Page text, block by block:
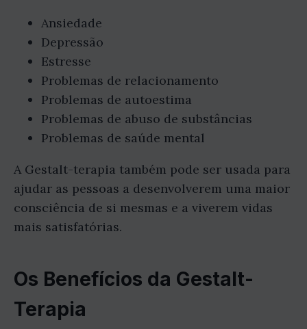
Ansiedade
Depressão
Estresse
Problemas de relacionamento
Problemas de autoestima
Problemas de abuso de substâncias
Problemas de saúde mental
A Gestalt-terapia também pode ser usada para
ajudar as pessoas a desenvolverem uma maior
consciência de si mesmas e a viverem vidas
mais satisfatórias.
Os Benefícios da Gestalt-
Terapia